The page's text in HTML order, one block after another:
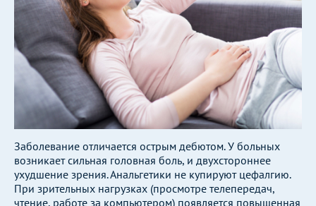
Заболевание отличается острым дебютом. У больных
возникает сильная головная боль, и двухстороннее
ухудшение зрения. Анальгетики не купируют цефалгию.
При зрительных нагрузках (просмотре телепередач,
чтение, работе за компьютером) появляется повышенная